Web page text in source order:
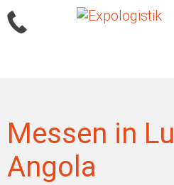
Sprung
zum
Messen in
Angola